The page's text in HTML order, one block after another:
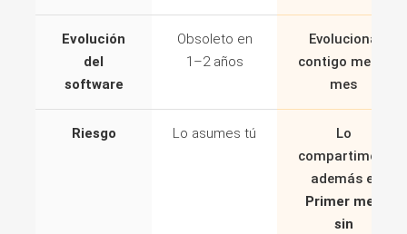
Evolución
del
software
Obsoleto en
1–2 años
Evoluciona
contigo mes a
mes
Riesgo Lo asumes tú
Lo
compartimos,
además el
Primer mes
sin